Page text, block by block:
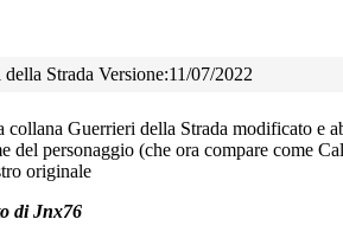
Strada Versione:11/07/2022
Guerrieri della Strada modificato e
del personaggio (che ora compare come
originale
di Jnx76